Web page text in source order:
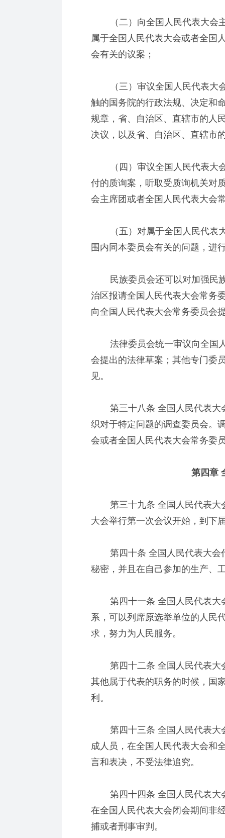
（二）向全国人民代表大会主
属于全国人民代表大会或者全国
会有关的议案；
（三）审议全国人民代表大会
触的国务院的行政法规、决定和
规章，省、自治区、直辖市的人
决议，以及省、自治区、直辖市
（四）审议全国人民代表大会
付的质询案，听取受质询机关对
会主席团或者全国人民代表大会
（五）对属于全国人民代表大
围内同本委员会有关的问题，进
民族委员会还可以对加强民族
治区报请全国人民代表大会常务
向全国人民代表大会常务委员会
法律委员会统一审议向全国人
会提出的法律草案；其他专门委
见。
第三十八条 全国人民代表大
织对于特定问题的调查委员会。
会或者全国人民代表大会常务委
第四章
第三十九条 全国人民代表大
大会举行第一次会议开始，到下
第四十条 全国人民代表大会
秘密，并且在自己参加的生产、
第四十一条 全国人民代表大
系，可以列席原选举单位的人民
求，努力为人民服务。
第四十二条 全国人民代表大
其他属于代表的职务的时候，国
利。
第四十三条 全国人民代表大
成人员，在全国人民代表大会和
言和表决，不受法律追究。
第四十四条 全国人民代表大
在全国人民代表大会闭会期间非
捕或者刑事审判。